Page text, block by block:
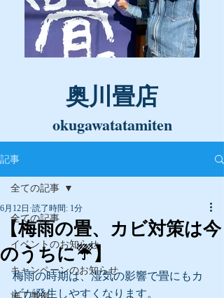
奥川畳店
okugawatatamiten
記事
全ての記事
イベントのお知らせ
キャンペーンのお知らせ
全ての記事
【梅雨の畳、カビ対策は今
のうちに☔】
6月12日 読了時間: 1分
梅雨の時期は、湿気の影響で畳にもカ
ビが発生しやすくなります。